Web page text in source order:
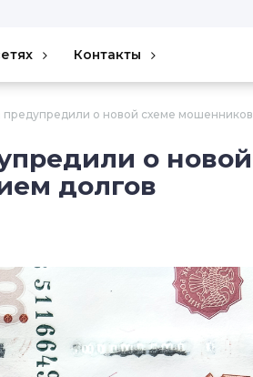
Контакты
предупредили о новой схеме мошенников
о новой
долгов